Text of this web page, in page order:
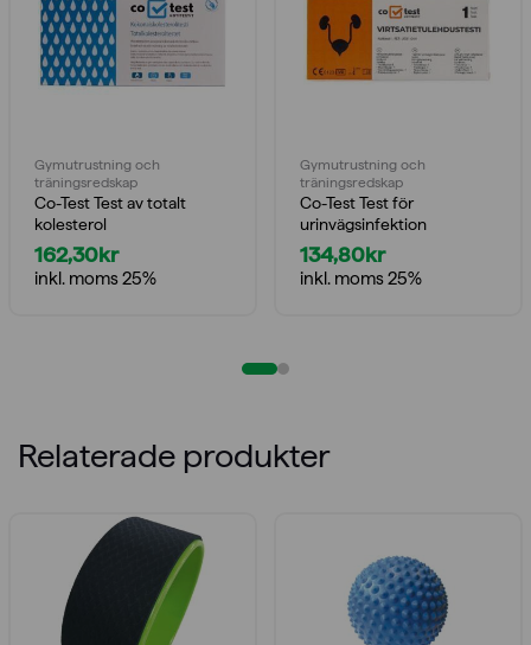
Gymutrustning och
träningsredskap
Co-Test Test av totalt
kolesterol
162,30kr
inkl. moms 25%
Gymutrustning och
träningsredskap
Co-Test Test för
urinvägsinfektion
134,80kr
inkl. moms 25%
Relaterade produkter